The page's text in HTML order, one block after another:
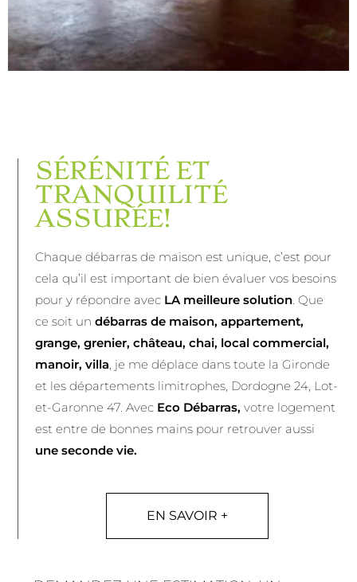
SÉRÉNITÉ ET
TRANQUILITÉ
ASSURÉE!
Chaque débarras de maison est unique, c’est pour
cela qu’il est important de bien évaluer vos besoins
pour y répondre avec LA meilleure solution. Que
ce soit un débarras de maison, appartement,
grange, grenier, château, chai, local commercial,
manoir, villa, je me déplace dans toute la Gironde
et les départements limitrophes, Dordogne 24, Lot-
et-Garonne 47. Avec Eco Débarras, votre logement
est entre de bonnes mains pour retrouver aussi
une seconde vie.
EN SAVOIR +